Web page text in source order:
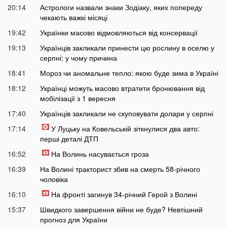
20:14
Астрологи назвали знаки Зодіаку, яких попереду
чекають важкі місяці
19:42
Українки масово відмовляються від консервації
19:13
Українців закликали принести цю рослину в оселю у
серпні: у чому причина
18:41
Мороз чи аномальне тепло: якою буде зима в Україні
18:12
Українці можуть масово втратити бронювання від
мобілізації з 1 вересня
17:40
Українців закликали не скуповувати долари у серпні
17:14
У Луцьку на Ковельській зіткнулися два авто:
перші деталі ДТП
16:52
На Волинь насувається гроза
16:39
На Волині тракторист збив на смерть 58-річного
чоловіка
16:10
На фронті загинув 34-річний Герой з Волині
15:37
Швидкого завершення війни не буде? Невтішний
прогноз для України